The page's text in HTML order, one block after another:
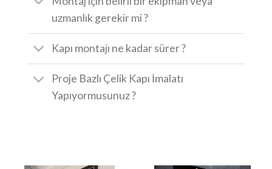
uzmanlık gerekir mi ?
Kapı montajı ne kadar sürer ?
Proje Bazlı Çelik Kapı İmalatı
Yapıyormusunuz ?